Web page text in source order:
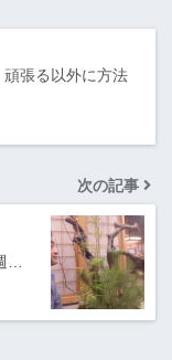
張る以外に方法
次の記事
…